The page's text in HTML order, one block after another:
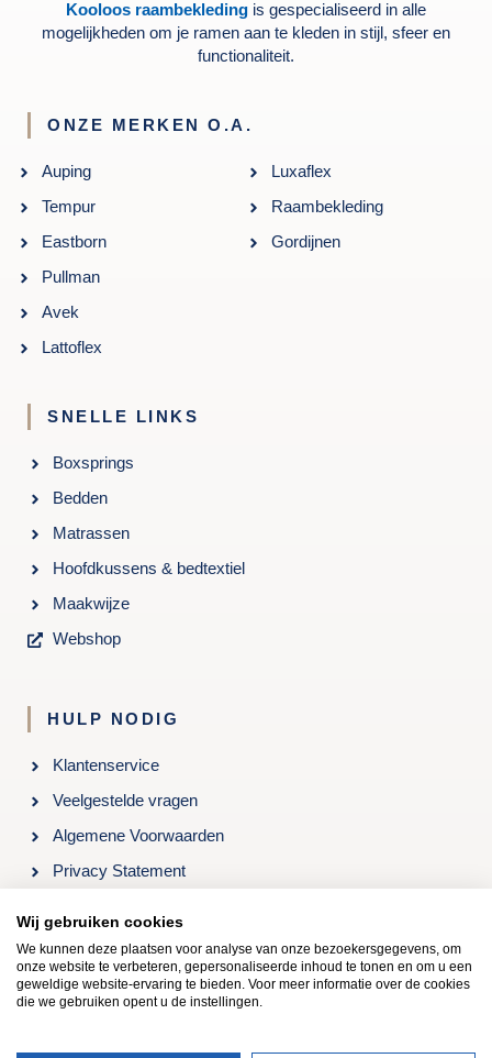
Kooloos raambekleding is gespecialiseerd in alle
mogelijkheden om je ramen aan te kleden in stijl, sfeer en
functionaliteit.
ONZE MERKEN O.A.
Auping
Tempur
Eastborn
Pullman
Avek
Lattoflex
Luxaflex
Raambekleding
Gordijnen
SNELLE LINKS
Boxsprings
Bedden
Matrassen
Hoofdkussens & bedtextiel
Maakwijze
Webshop
HULP NODIG
Klantenservice
Veelgestelde vragen
Algemene Voorwaarden
Privacy Statement
Kom langs in onze winkel: Roelenengweg 24, 3781 BB
Voorthuizen, 0342-473662
Copyright © 2021 | Kooloos Slapen
Wij gebruiken cookies
We kunnen deze plaatsen voor analyse van onze bezoekersgegevens, om
onze website te verbeteren, gepersonaliseerde inhoud te tonen en om u een
geweldige website-ervaring te bieden. Voor meer informatie over de cookies
die we gebruiken opent u de instellingen.